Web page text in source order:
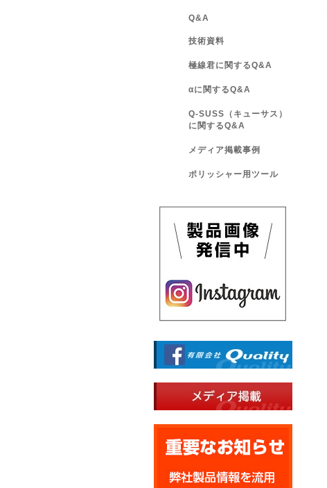
Q&A
技術資料
極線君に関するQ&A
αに関するQ&A
Q-SUSS（キューサス）
に関するQ&A
メディア掲載事例
ポリッシャー用ツール